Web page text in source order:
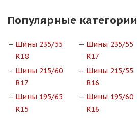
Популярные категории
Шины 235/55
R18
Шины 235/55
R17
Шины 215/60
R17
Шины 215/55
R16
Шины 195/65
R15
Шины 195/60
R16